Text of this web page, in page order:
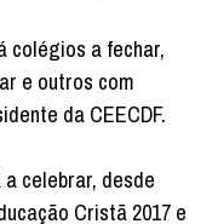
colégios a fechar,
e outros com
da CEECDF.
celebrar, desde
Cristã 2017 e